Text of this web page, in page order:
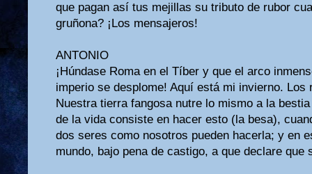
que pagan así tus mejillas su tributo de rubor
gruñona? ¡Los mensajeros!
ANTONIO
¡Húndase Roma en el Tíber y que el arco
imperio se desplome! Aquí está mi invierno. Los
Nuestra tierra fangosa nutre lo mismo a la
de la vida consiste en hacer esto (la besa),
dos seres como nosotros pueden hacerla; y en
mundo, bajo pena de castigo, a que declare que